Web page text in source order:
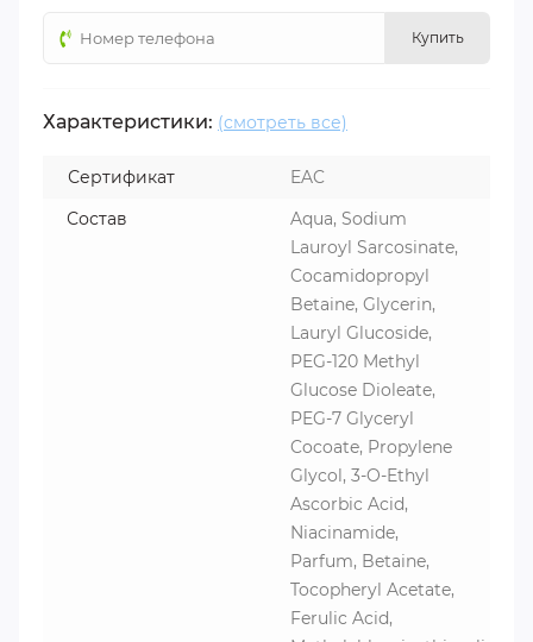
Купить
Характеристики: (смотреть все)
Сертификат
EAC
Состав
Aqua, Sodium
Lauroyl Sarcosinate,
Cocamidopropyl
Betaine, Glycerin,
Lauryl Glucoside,
PEG-120 Methyl
Glucose Dioleate,
PEG-7 Glyceryl
Cocoate, Propylene
Glycol, 3-O-Ethyl
Ascorbic Acid,
Niacinamide,
Parfum, Betaine,
Tocopheryl Acetate,
Ferulic Acid,